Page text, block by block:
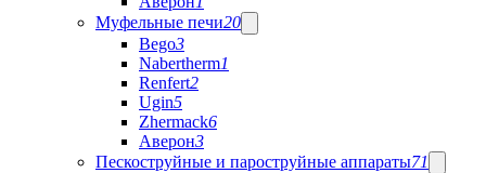
Муфельные печи20
Bego3
Nabertherm1
Renfert2
Ugin5
Zhermack6
Аверон3
Пескоструйные и пароструйные аппараты71